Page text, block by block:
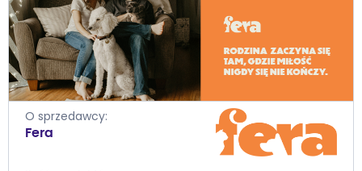
O sprzedawcy
Fera